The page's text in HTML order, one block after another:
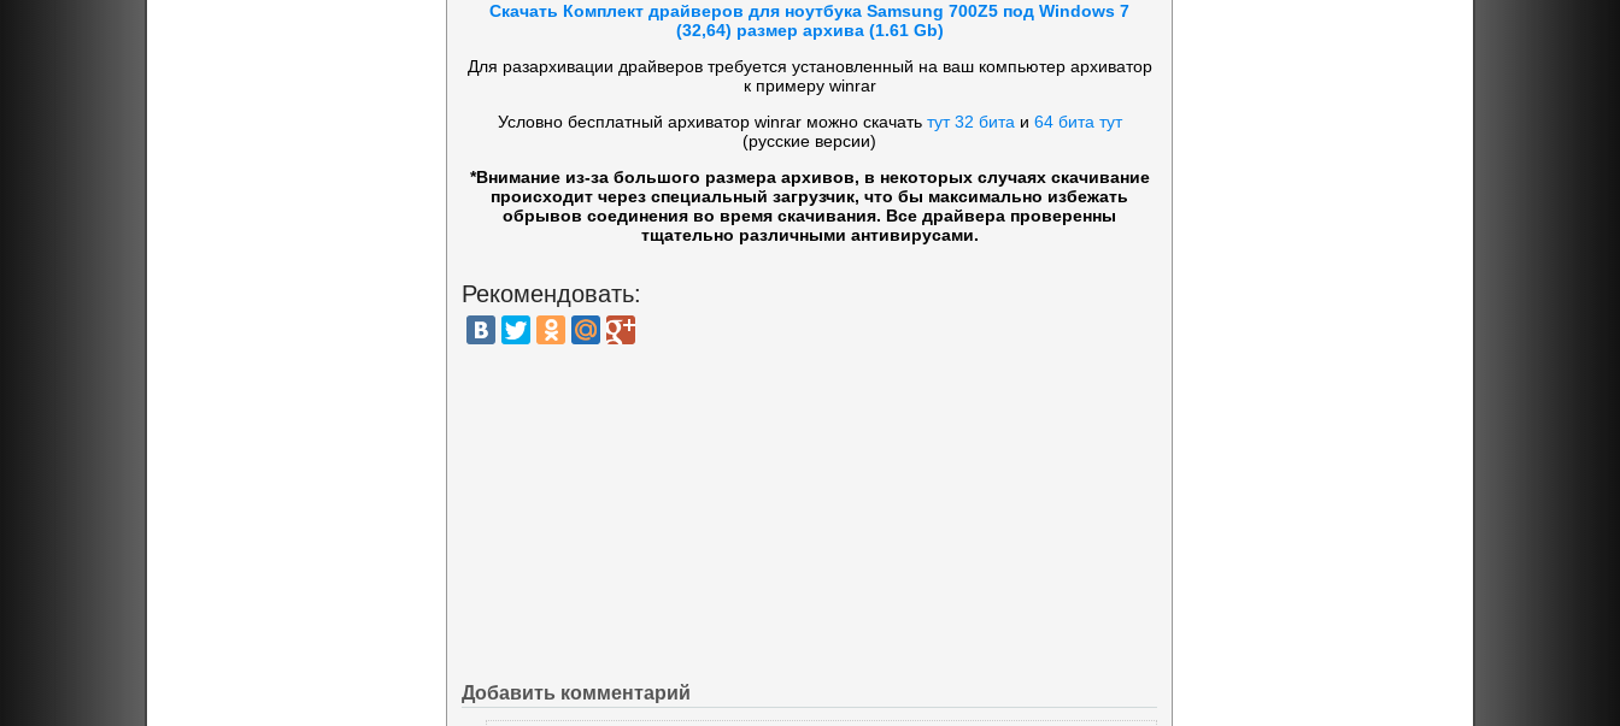
Скачать Комплект драйверов для ноутбука Samsung 700Z5 под Windows 7
(32,64) размер архива (1.61 Gb)
Для разархивации драйверов требуется установленный на ваш компьютер архиватор
к примеру winrar
Условно бесплатный архиватор winrar можно скачать тут 32 бита и 64 бита тут
(русские версии)
*Внимание из-за большого размера архивов, в некоторых случаях скачивание
происходит через специальный загрузчик, что бы максимально избежать
обрывов соединения во время скачивания. Все драйвера проверенны
тщательно различными антивирусами.
Рекомендовать:
Добавить комментарий